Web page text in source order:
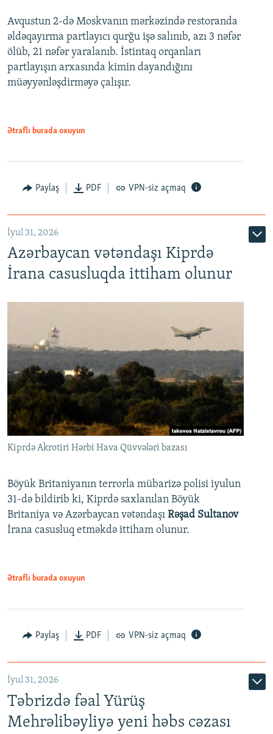
Avqustun 2-də Moskvanın mərkəzində restoranda
əldəqayırma partlayıcı qurğu işə salınıb, azı 3 nəfər
ölüb, 21 nəfər yaralanıb. İstintaq orqanları
partlayışın arxasında kimin dayandığını
müəyyənləşdirməyə çalışır.
Ətraflı burada oxuyun
Paylaş PDF VPN-siz açmaq
İyul 31, 2026
Azərbaycan vətəndaşı Kiprdə
İrana casusluqda ittiham olunur
Kiprdə Akrotiri Hərbi Hava Qüvvələri bazası
Böyük Britaniyanın terrorla mübarizə polisi iyulun
31-də bildirib ki, Kiprdə saxlanılan Böyük
Britaniya və Azərbaycan vətəndaşı Rəşad Sultanov
İrana casusluq etməkdə ittiham olunur.
Ətraflı burada oxuyun
Paylaş PDF VPN-siz açmaq
İyul 31, 2026
Təbrizdə fəal Yürüş
Mehrəlibəyliyə yeni həbs cəzası